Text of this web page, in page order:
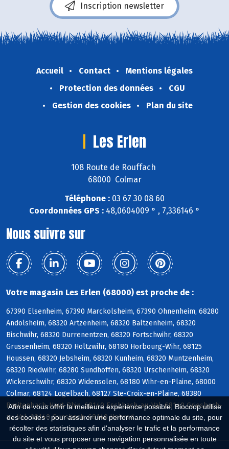
Afin de vous offrir la meilleure expérience possible, Biocoop utilise
des cookies : pour assurer une performance optimale du site, pour
récolter des statistiques afin d'analyser le trafic et la performance
du site et vous proposer une navigation personnalisée en toute
Inscription newsletter
Accueil Contact
Mentions légales
Protection des données
CGU
Gestion des cookies
Plan du site
Les Erlen
108 Route de Rouffach
68000 Colmar
Téléphone : 03 67 30 08 60
Coordonnées GPS : 48,0604009 ° , 7,336146 °
Nous suivre sur
Votre magasin Les Erlen (68000) est proche de :
67390 Elsenheim, 67390 Marckolsheim, 67390 Ohnenheim, 68280
Andolsheim, 68320 Artzenheim, 68320 Baltzenheim, 68320
Bischwihr, 68320 Durrenentzen, 68320 Fortschwihr, 68320
Grussenheim, 68320 Holtzwihr, 68180 Horbourg-Wihr, 68125
Houssen, 68320 Jebsheim, 68320 Kunheim, 68320 Muntzenheim,
68320 Riedwihr, 68280 Sundhoffen, 68320 Urschenheim, 68320
Wickerschwihr, 68320 Widensolen, 68180 Wihr-en-Plaine, 68000
Colmar, 68124 Logelbach, 68127 Ste-Croix-en-Plaine, 68380
Breitenbach-Haut-Rhin, 68140 Eschbach-au-Val, 68140 Griesbach-
au-Val, 68140 Gunsbach, 68140 Hohrod